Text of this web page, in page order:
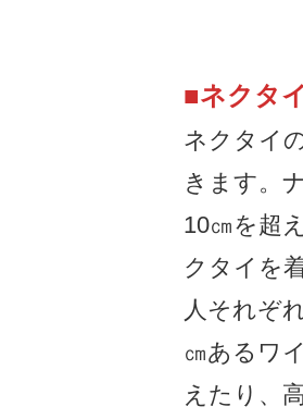
■ネクタ
ネクタイ
きます。
10㎝を超
クタイを
人それぞ
㎝あるワ
えたり、